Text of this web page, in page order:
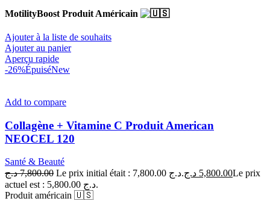
MotilityBoost Produit Américain
Ajouter à la liste de souhaits
Ajouter au panier
Aperçu rapide
-26%ÉpuiséNew
Add to compare
Collagène + Vitamine C Produit American
NEOCEL 120
Santé & Beauté
7,800.00 د.ج Le prix initial était : 7,800.00 د.ج. 5,800.00 د.ج
Le prix
actuel est : 5,800.00 د.ج.
Produit américain 🇺🇸